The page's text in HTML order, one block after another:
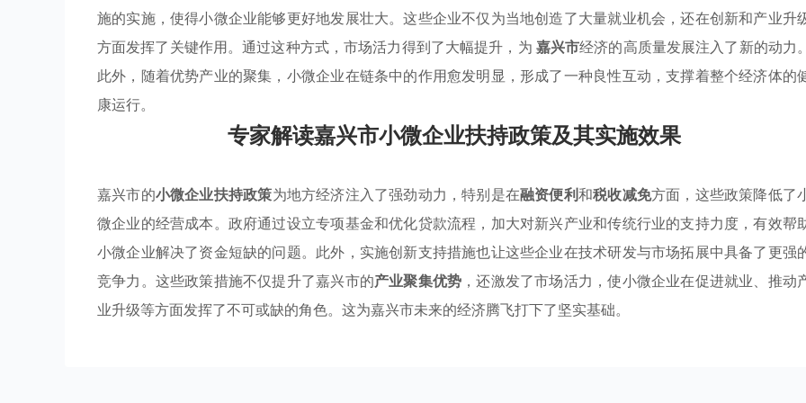
施的实施，使得小微企业能够更好地发展壮大。这些企业不仅为当地创造了大量就业机会，还在创新和产业升
方面发挥了关键作用。通过这种方式，市场活力得到了大幅提升，为 嘉兴市经济的高质量发展注入了新的动力。
此外，随着优势产业的聚集，小微企业在链条中的作用愈发明显，形成了一种良性互动，支撑着整个经济体的
康运行。
专家解读嘉兴市小微企业扶持政策及其实施效果
嘉兴市的小微企业扶持政策为地方经济注入了强劲动力，特别是在融资便利和税收减免方面，这些政策降低了
微企业的经营成本。政府通过设立专项基金和优化贷款流程，加大对新兴产业和传统行业的支持力度，有效帮
小微企业解决了资金短缺的问题。此外，实施创新支持措施也让这些企业在技术研发与市场拓展中具备了更强
竞争力。这些政策措施不仅提升了嘉兴市的产业聚集优势 ，还激发了市场活力，使小微企业在促进就业、推动
业升级等方面发挥了不可或缺的角色。这为嘉兴市未来的经济腾飞打下了坚实基础。